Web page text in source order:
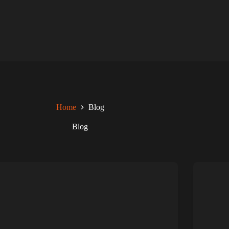
Home Blog
Blog